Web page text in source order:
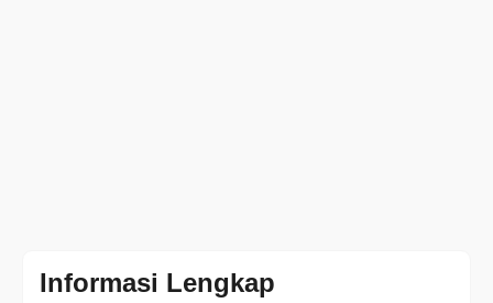
Informasi Lengkap